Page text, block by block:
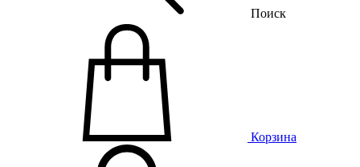
Поиск
Корзина